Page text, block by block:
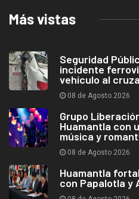
Más vistas
Seguridad
incidente
vehículo al
08 de Agosto 2026
Grupo
Huamantla con
música y
08 de Agosto 2026
Huamantla
con Papalotla y